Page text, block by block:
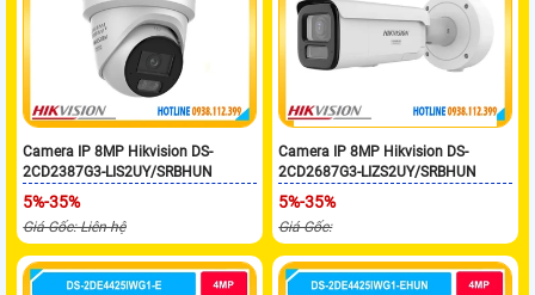
Camera IP 8MP Hikvision DS-
2CD2387G3-LIS2UY/SRBHUN
5%-35%
Giá Gốc: Liên hệ
Camera IP 8MP Hikvision DS-
2CD2687G3-LIZS2UY/SRBHUN
5%-35%
Giá Gốc: